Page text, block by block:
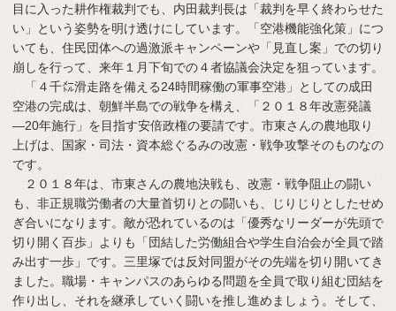
目に入った耕作権裁判でも、内田裁判長は「裁判を早く終わらせた
い」という姿勢を明け透けにしています。「空港機能強化策」につ
いても、住民団体への過激派キャンペーンや「見直し案」での切り
崩しを行って、来年１月下旬での４者協議会決定を狙っています。
「４千㍍滑走路を備える24時間稼働の軍事空港」としての成田
空港の完成は、朝鮮半島での戦争を構え、「２０１８年改憲発議
―20年施行」を目指す安倍政権の要請です。市東さんの農地取り
上げは、国家・司法・資本総ぐるみの改憲・戦争攻撃そのものなの
です。
２０１８年は、市東さんの農地決戦も、改憲・戦争阻止の闘い
も、非正規職労働者の大量首切りとの闘いも、じりじりとしたせめ
ぎ合いになります。敵が恐れているのは「優秀なリーダーが先頭で
切り開く百歩」よりも「団結した労働組合や学生自治会が全員で踏
み出す一歩」です。三里塚では反対同盟がその先端を切り開いてき
ました。職場・キャンパスのあらゆる問題を全員で取り組む団結を
作り出し、それを継承していく闘いを推し進めましょう。そして、